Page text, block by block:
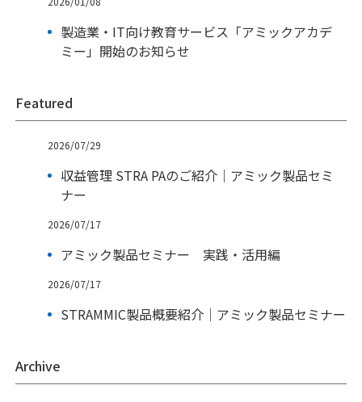
製造業・IT向け教育サービス「アミックアカデ
ミー」開始のお知らせ
Featured
2026/07/29
収益管理 STRA PAのご紹介｜アミック製品セミ
ナー
2026/07/17
アミック製品セミナー 実践・活用編
2026/07/17
STRAMMIC製品概要紹介｜アミック製品セミナー
Archive